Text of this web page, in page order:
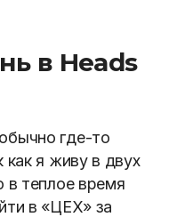
в Heads
где-то
я живу в двух
в теплое время
в «ЦЕХ» за